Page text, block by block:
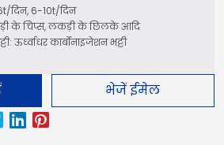
दिन, 6-10t/दिन
के चिप्स, लकड़ी के छिलके आदि
ऊर्ध्वाधर कार्बोनाइजेशन भट्टी
भेजें ईमेल